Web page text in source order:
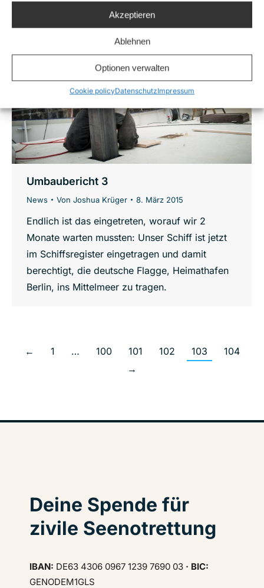
Akzeptieren
Ablehnen
Optionen verwalten
Cookie policyDatenschutzImpressum
Umbaubericht 3
News Von Joshua Krüger 8. März 2015
Endlich ist das eingetreten, worauf wir 2
Monate warten mussten: Unser Schiff ist jetzt
im Schiffsregister eingetragen und damit
berechtigt, die deutsche Flagge, Heimathafen
Berlin, ins Mittelmeer zu tragen.
← 1 … 100 101 102 103
104
→
Deine Spende für
zivile Seenotrettung
IBAN: DE63 4306 0967 1239 7690 03 · BIC:
GENODEM1GLS